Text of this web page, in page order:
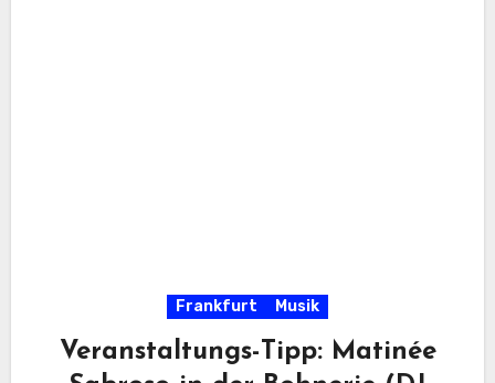
Frankfurt Musik
Veranstaltungs-Tipp: Matinée